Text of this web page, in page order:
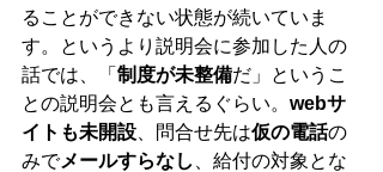
ることができない状態が続いていま
す。というより説明会に参加した人の
話では、「 制度が未整備だ」というこ
との説明会とも言えるぐらい。 webサ
イトも未開設 、問合せ先は仮の電話の
みでメールすらなし
、給付の対象とな